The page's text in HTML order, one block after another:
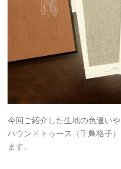
今回ご紹介した生地の色違い
ハウンドトゥース（千鳥格子
ます。